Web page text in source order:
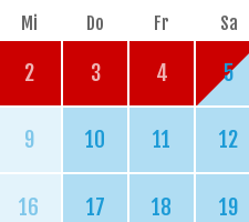
Mi Do Fr Sa
2 3 4 5
9 10 11 12
16 17 18 19